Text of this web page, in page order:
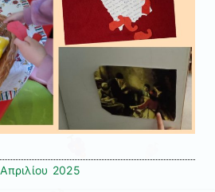
2025